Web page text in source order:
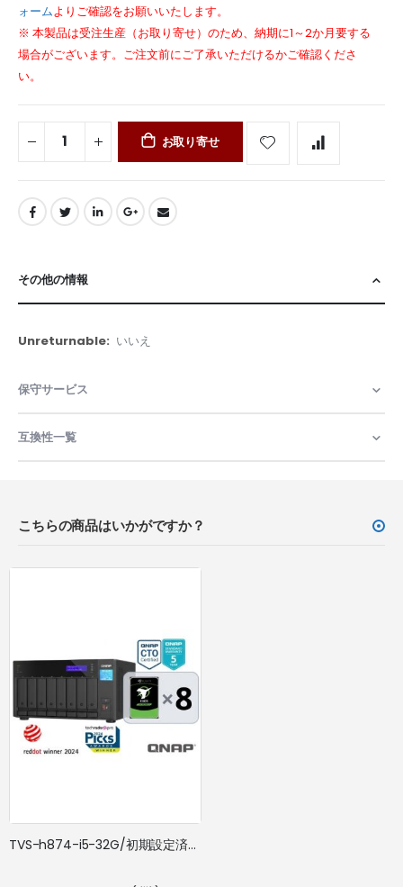
ォームよりご確認をお願いいたします。
※ 本製品は受注生産（お取り寄せ）のため、納期に1～2か月要する
場合がございます。ご注文前にご了承いただけるかご確認くださ
い。
お取り寄せ
その他の情報
そ
の
情
報
いいえ
保守サービス
互換性一覧
こちらの商品はいかがですか？
TVS-h874-i5-32G/初期設定済/ドライブ搭載/5年標準保証